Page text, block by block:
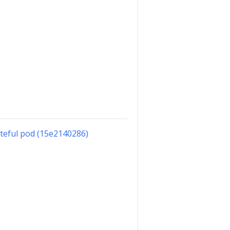
pod (15e2140286)